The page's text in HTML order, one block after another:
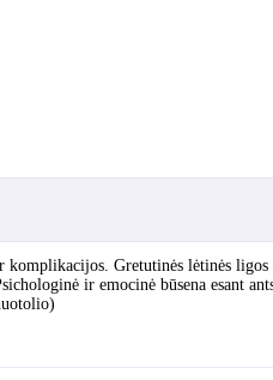
Gretutinės lėtinės
ir emocinė būsena esant